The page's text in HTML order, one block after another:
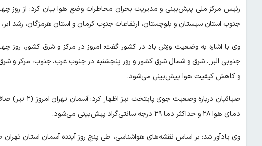
رئیس مرکز ملی پیش‌بینی و مدیریت بحران مخاطرات وضع هوا بیان کرد: از روز
جنوب استان سیستان و بلوچستان، ارتفاعات جنوب کرمان و استان هرمزگان، رشد
وی با اشاره به وضعیت وزش باد در کشور گفت: امروز در مرکز و شرق کشور، روز
جنوبی البرز، شرق و شمال شرق کشور و روز پنجشنبه در جنوب غرب، جنوب، مرکز و
و کاهش کیفیت هوا پیش‌بینی می‌شود.
ضیائیان درباره
دمای هوا ۲۸ و حداکثر دما ۳۹ درجه سانتی‌گراد پیش‌بینی می‌شود.
وی یادآور شد: بر اساس نقشه‌های هواشناسی، طی پنج روز آینده آسمان استان